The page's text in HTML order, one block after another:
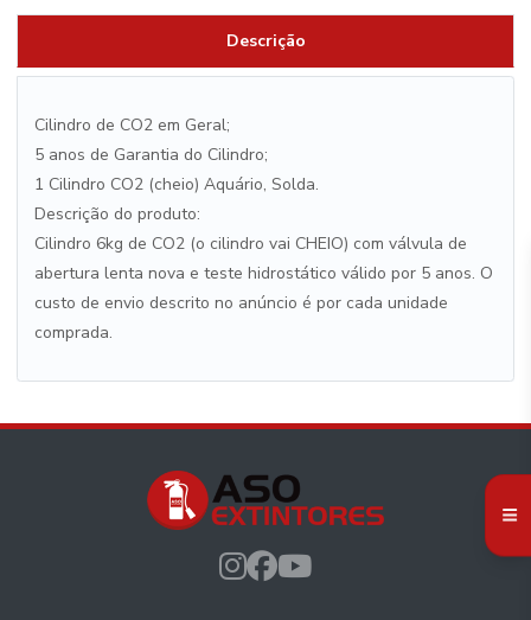
Descrição
Cilindro de CO2 em Geral;
5 anos de Garantia do Cilindro;
1 Cilindro CO2 (cheio) Aquário, Solda.
Descrição do produto:
Cilindro 6kg de CO2 (o cilindro vai CHEIO) com válvula de
abertura lenta nova e teste hidrostático válido por 5 anos. O
custo de envio descrito no anúncio é por cada unidade
comprada.